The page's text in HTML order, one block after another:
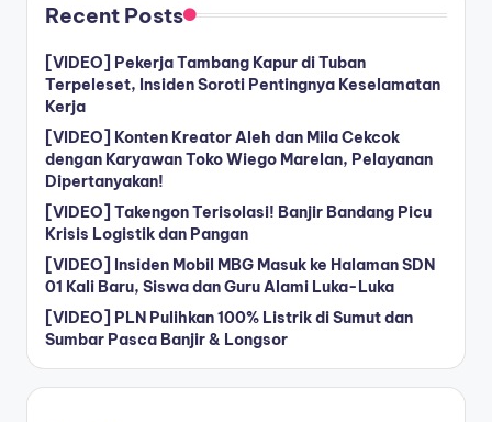
Recent Posts
[VIDEO] Pekerja Tambang Kapur di Tuban
Terpeleset, Insiden Soroti Pentingnya Keselamatan
Kerja
[VIDEO] Konten Kreator Aleh dan Mila Cekcok
dengan Karyawan Toko Wiego Marelan, Pelayanan
Dipertanyakan!
[VIDEO] Takengon Terisolasi! Banjir Bandang Picu
Krisis Logistik dan Pangan
[VIDEO] Insiden Mobil MBG Masuk ke Halaman SDN
01 Kali Baru, Siswa dan Guru Alami Luka-Luka
[VIDEO] PLN Pulihkan 100% Listrik di Sumut dan
Sumbar Pasca Banjir & Longsor